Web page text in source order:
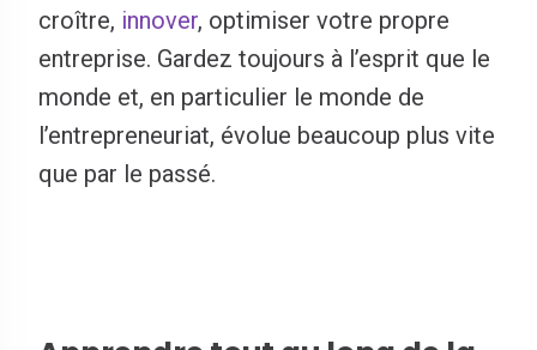
croître, innover, optimiser votre propre
entreprise. Gardez toujours à l’esprit que le
monde et, en particulier le monde de
l’entrepreneuriat, évolue beaucoup plus vite
que par le passé.